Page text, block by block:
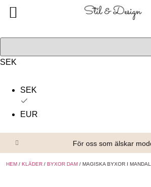
SEK
SEK
EUR
För oss som älskar
HEM / KLÄDER / BYXOR DAM / MAGISKA BYXOR I
Alla produkter
Om oss